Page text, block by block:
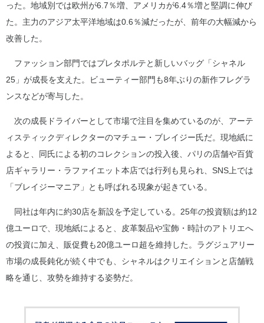
った。地域別では欧州が6.7％増、アメリカが6.4％増と堅調に伸び
た。主力のアジア太平洋地域は0.6％減だったが、前年の大幅減から
改善した。
ファッション部門ではプレタポルテと新しいバッグ「シャネル
25」が成長を支えた。ビューティー部門も8年ぶりの新作フレグラ
ンスなどが寄与した。
次の成長ドライバーとして市場で注目を集めているのが、アーテ
ィスティックディレクターのマチュー・ブレイジー氏だ。現地紙に
よると、同氏による初のコレクションの投入後、パリの店舗や百貨
店ギャラリー・ラファイエット本店では行列も見られ、SNS上では
「ブレイジーマニア」とも呼ばれる現象が起きている。
同社は年内に約30店を新設を予定している。25年の投資額は約12
億ユーロで、現地紙によると、皮革製品や宝飾・時計のアトリエへ
の投資に加え、販促費も20億ユーロ超を維持した。ラグジュアリー
市場の成長鈍化が続く中でも、シャネルはクリエイションと店舗戦
略を通じ、攻勢を維持する姿勢だ。